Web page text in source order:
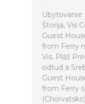
Ubytovanie
Štorija, Vis
Guest
from Ferry
Vis. Pláž
odtud a
Guest
from Ferry